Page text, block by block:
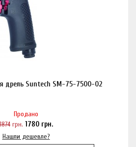
дрель Suntech SM-75-7500-02
Продано
грн. 1780грн.
Нашли дешевле?